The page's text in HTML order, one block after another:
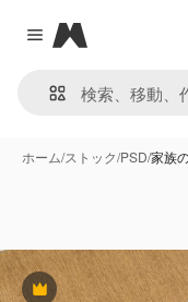
Close menu
Magnific
ホーム/ストック/PSD/家族
Premium